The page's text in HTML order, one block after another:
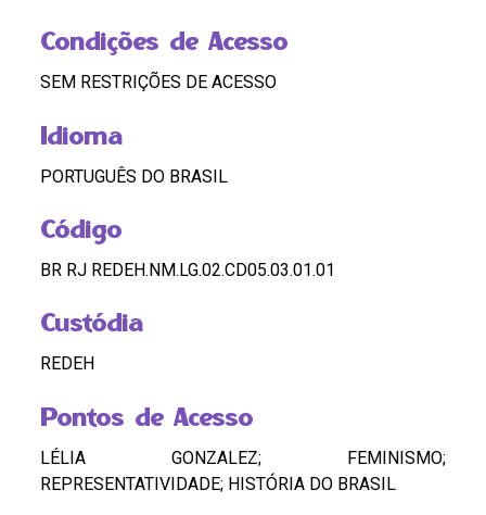
Condições de Acesso
SEM RESTRIÇÕES DE ACESSO
Idioma
PORTUGUÊS DO BRASIL
Código
BR RJ REDEH.NM.LG.02.CD05.03.01.01
Custódia
REDEH
Pontos de Acesso
LÉLIA GONZALEZ; FEMINISMO;
REPRESENTATIVIDADE; HISTÓRIA DO BRASIL